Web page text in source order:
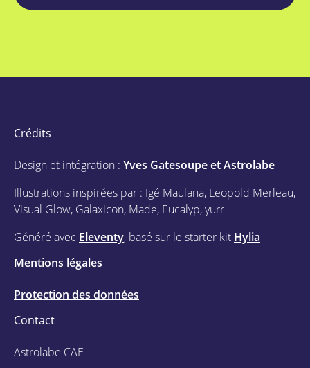
Crédits
Design et intégration : Yves Gatesoupe et Astrolabe
Illustrations inspirées par : Igé Maulana, Leopold Merleau,
Visual Glow, Galaxicon, Made, Eucalyp, yurr
Généré avec Eleventy, basé sur le starter kit Hylia
Mentions légales
Protection des données
Contact
Astrolabe CAE